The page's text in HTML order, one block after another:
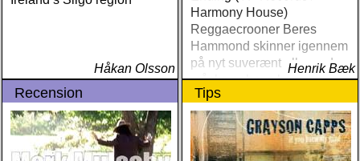
Håkan Olsson
Harmony House)
Reggaecrooner Beres
Hammond skinner igennem
på nyt suverænt album, der
måske er hans bedste
gennem tiderne
Henrik Bæk
Recension Tips